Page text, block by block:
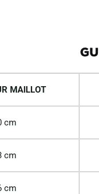
MAILLOT
cm
cm
cm